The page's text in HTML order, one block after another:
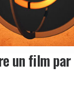
un film par